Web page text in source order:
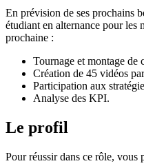
En prévision de ses prochains
étudiant en alternance pour les
prochaine :
Tournage et montage de
Création de 45 vidéos
Participation aux
Analyse des KPI.
Le profil
Pour réussir dans ce rôle, vous